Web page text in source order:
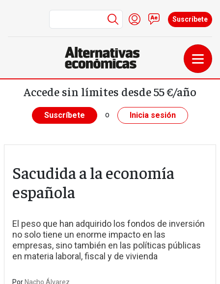
Pasar al contenido principal
Menú de cuenta de
Iniciar sesión
Contacto
Suscríbete
Accede sin límites desde 55 €/año
Suscríbete o Inicia sesión
Sacudida a la economía
española
El peso que han adquirido los fondos de inversión
no solo tiene un enorme impacto en las
empresas, sino también en las políticas públicas
en materia laboral, fiscal y de vivienda
Por Nacho Álvarez